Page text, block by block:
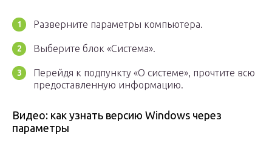
Разверните параметры компьютера.
Выберите блок «Система».
Перейдя к подпункту «О системе», прочтите всю
предоставленную информацию.
Видео: как узнать версию Windows через
параметры